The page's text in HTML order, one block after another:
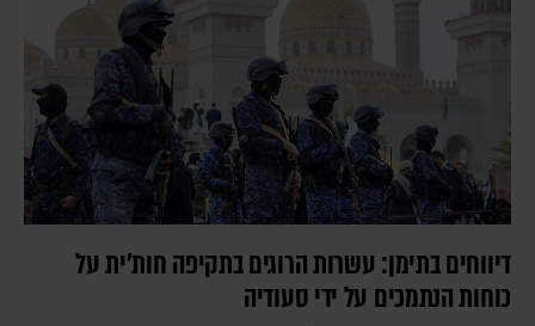
דיווחים בתימן: עשרות הרוגים בתקיפה חות'ית על
כוחות הנתמכים על ידי סעודיה